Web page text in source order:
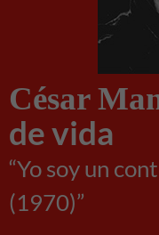
César
de vida
“Yo soy un
(1970)”